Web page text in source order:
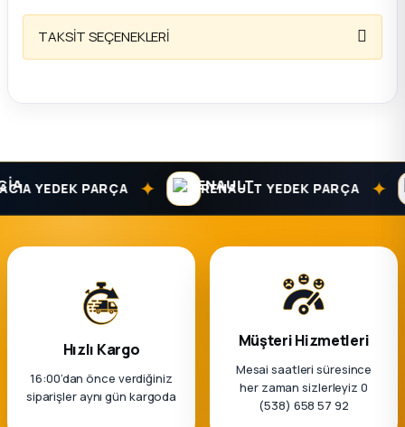
Parça
TAKSİT SEÇENEKLERİ
YEDEK PARÇA ✦ RENAULT YEDEK PARÇA ✦
Hızlı Kargo
16:00’dan önce verdiğiniz
siparişler aynı gün kargoda
Müşteri Hizmetleri
Mesai saatleri süresince
her zaman sizlerleyiz 0
(538) 658 57 92